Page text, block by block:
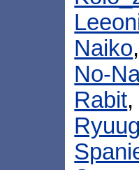
Naiko
No-
Rabit,